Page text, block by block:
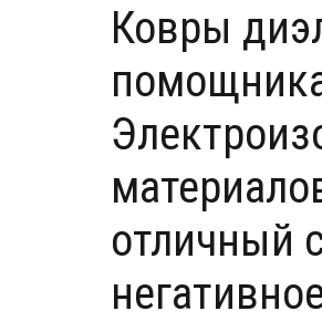
Ковры
отличный